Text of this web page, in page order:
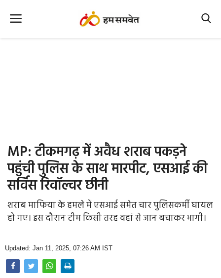
Office Office
Political Gossips
Farm & Food
Health & Lifestyle
Photo Gallery
MP: टीकमगढ़ में अवैध शराब पकड़ने
पहुंची पुलिस के साथ मारपीट, एसआई की
सर्विस रिवॉल्वर छीनी
शराब माफिया के हमले में एसआई समेत चार पुलिसकर्मी घायल
हो गए। इस दौरान टीम किसी तरह वहां से जान बचाकर भागी।
Updated: Jan 11, 2025, 07:26 AM IST